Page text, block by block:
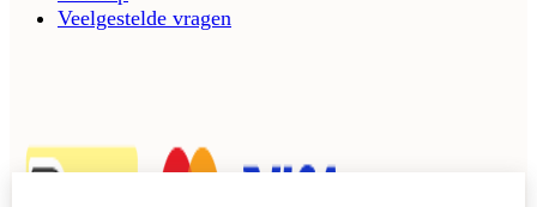
Veelgestelde vragen